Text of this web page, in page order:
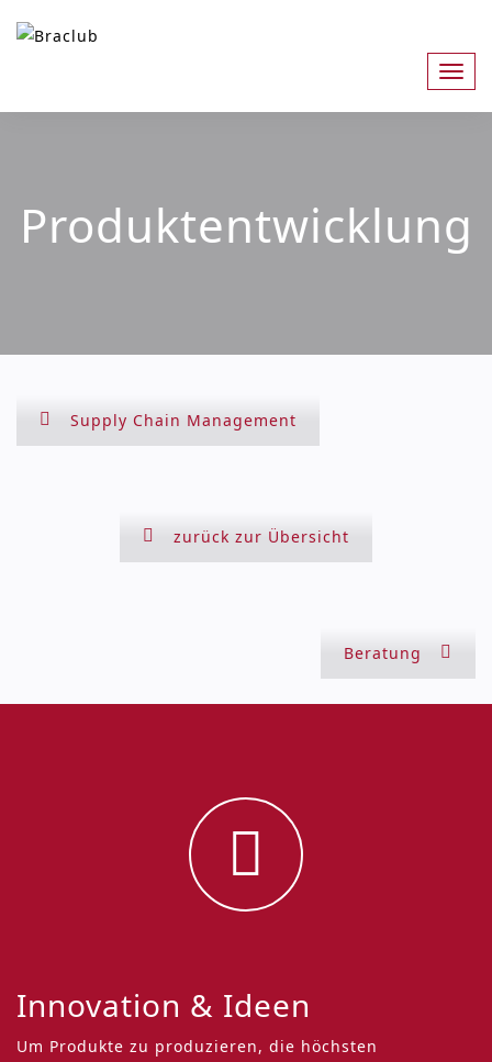
Produktentwicklung
Supply Chain Management
zurück zur Übersicht
Beratung
Innovation & Ideen
Um Produkte zu produzieren, die höchsten